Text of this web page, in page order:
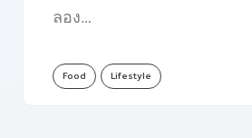
ลอง…
Food Lifestyle